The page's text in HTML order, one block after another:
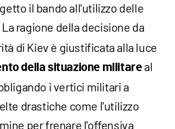
il bando all'utilizzo delle
ragione della decisione da
di Kiev è giustificata alla luce
della situazione militareal
i vertici militari a
drastiche come l'utilizzo
per frenare l'offensiva